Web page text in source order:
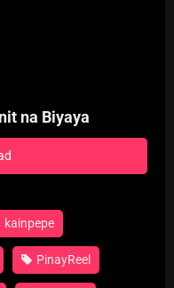
na Biyaya
kainpepe
PinayReel